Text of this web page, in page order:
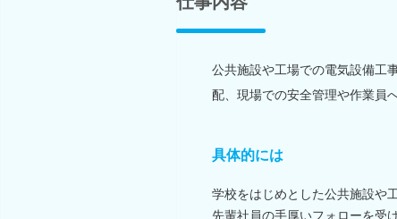
公共施設や工場での電気設備工
配、現場での安全管理や作業員
具体的には
学校をはじめとした公共施設や
先輩社員の手厚いフォローを受